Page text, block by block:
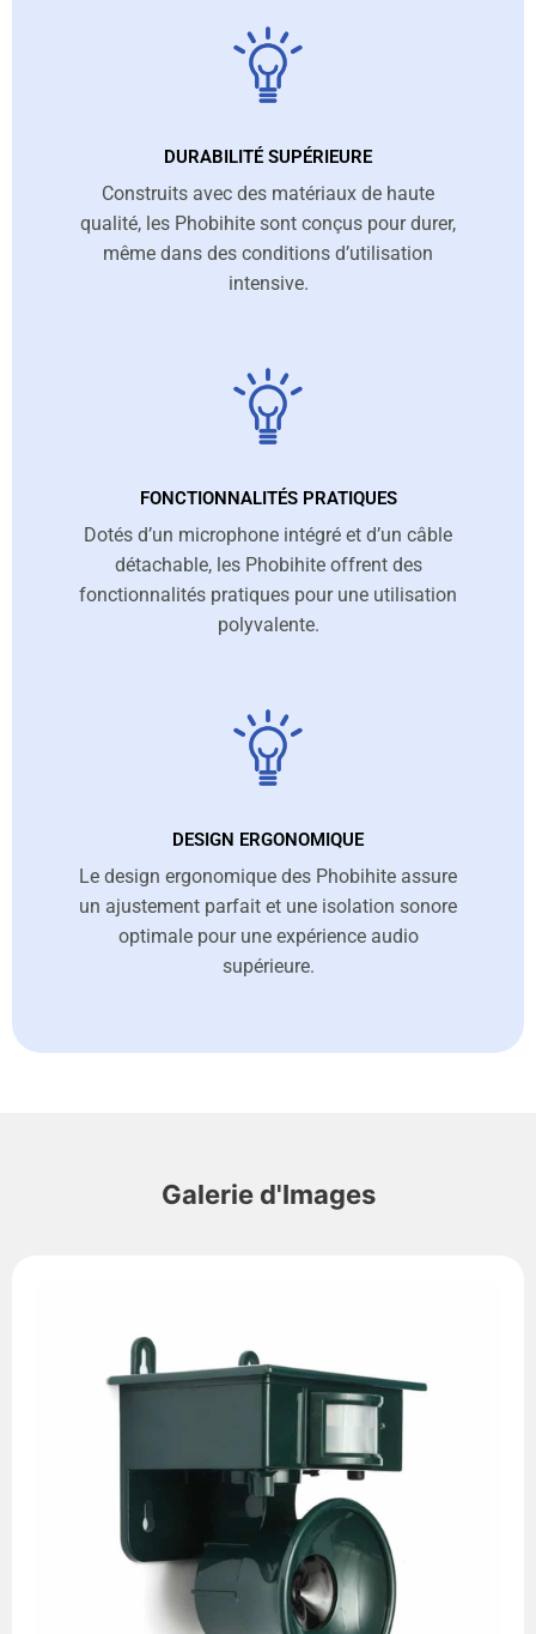
DURABILITÉ SUPÉRIEURE
Construits avec des matériaux de haute
qualité, les Phobihite sont conçus pour durer,
même dans des conditions d’utilisation
intensive.
FONCTIONNALITÉS PRATIQUES
Dotés d’un microphone intégré et d’un câble
détachable, les Phobihite offrent des
fonctionnalités pratiques pour une utilisation
polyvalente.
DESIGN ERGONOMIQUE
Le design ergonomique des Phobihite assure
un ajustement parfait et une isolation sonore
optimale pour une expérience audio
supérieure.
Galerie d'Images